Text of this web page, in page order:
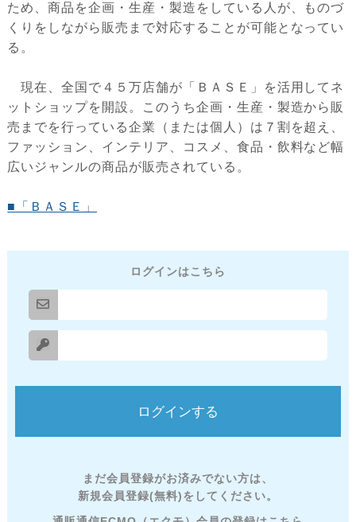
ため、商品を企画・生産・製造をしている人が、ものづ
くりをしながら販売まで対応することが可能となってい
る。
現在、全国で４５万店舗が「ＢＡＳＥ」を活用してネ
ットショップを開設。このうち企画・生産・製造から販
売までを行っている企業（または個人）は７割を超え、
ファッション、インテリア、コスメ、食品・飲料など幅
広いジャンルの商品が販売されている。
■「ＢＡＳＥ」
ログインはこちら
まだ会員登録がお済みでない方は、
新規会員登録(無料)をしてください。